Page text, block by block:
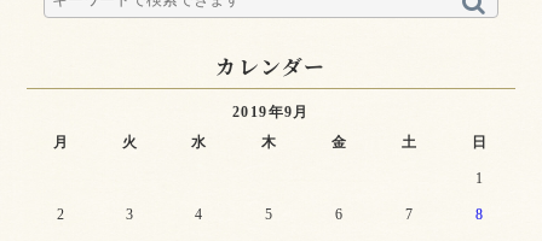
カレンダー
2019年9月
月
火 水 木 金 土 日
1
2 3 4 5 6 7 8